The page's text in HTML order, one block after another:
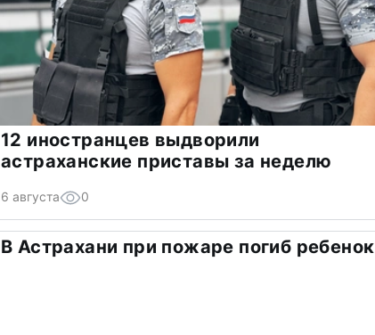
12 иностранцев выдворили
астраханские приставы за неделю
6 августа 0
В Астрахани при пожаре погиб ребенок